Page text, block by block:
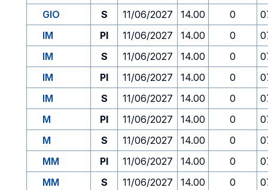
GIO
S 11/06/2027 14.00 0
IM
PI 11/06/2027 14.00 0
IM
S 11/06/2027 14.00 0
IM
PI 11/06/2027 14.00 0
IM
S 11/06/2027 14.00 0
M
PI 11/06/2027 14.00 0
M
S 11/06/2027 14.00 0
MM
PI 11/06/2027 14.00 0
MM
S 11/06/2027 14.00 0